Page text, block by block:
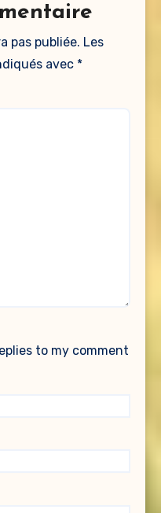
pas publiée. Les
avec *
to my comment